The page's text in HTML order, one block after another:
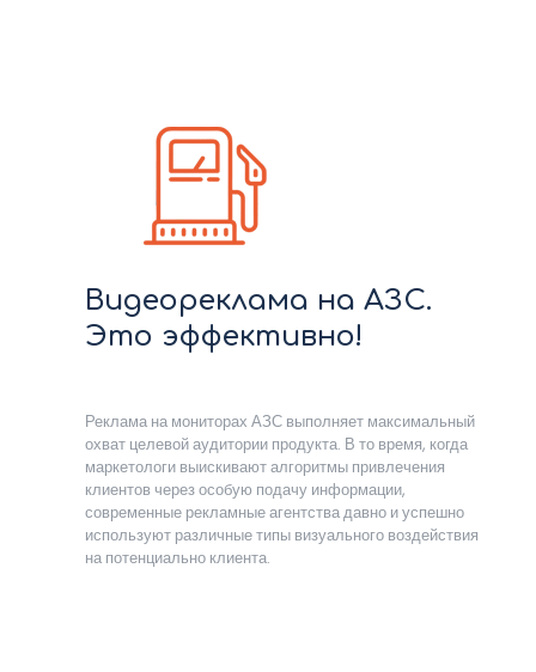
Видеореклама на АЗС.
Это эффективно!
Реклама на мониторах АЗС выполняет максимальный
охват целевой аудитории продукта. В то время, когда
маркетологи выискивают алгоритмы привлечения
клиентов через особую подачу информации,
современные рекламные агентства давно и успешно
используют различные типы визуального воздействия
на потенциально клиента.